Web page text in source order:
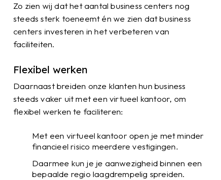
Zo zien wij dat het aantal business centers nog
steeds sterk toeneemt én we zien dat business
centers investeren in het verbeteren van
faciliteiten.
Flexibel werken
Daarnaast breiden onze klanten hun business
steeds vaker uit met een virtueel kantoor, om
flexibel werken te faciliteren:
Met een virtueel kantoor open je met minder
financieel risico meerdere vestigingen.
Daarmee kun je je aanwezigheid binnen een
bepaalde regio laagdrempelig spreiden.